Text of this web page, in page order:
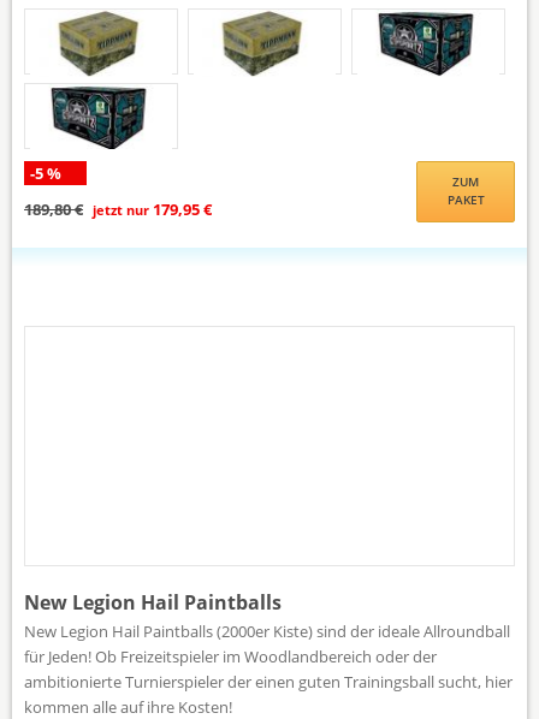
-5 %
189,80 € jetzt nur 179,95 €
ZUM
PAKET
New Legion Hail Paintballs
New Legion Hail Paintballs (2000er Kiste) sind der ideale Allroundball
für Jeden! Ob Freizeitspieler im Woodlandbereich oder der
ambitionierte Turnierspieler der einen guten Trainingsball sucht, hier
kommen alle auf ihre Kosten!